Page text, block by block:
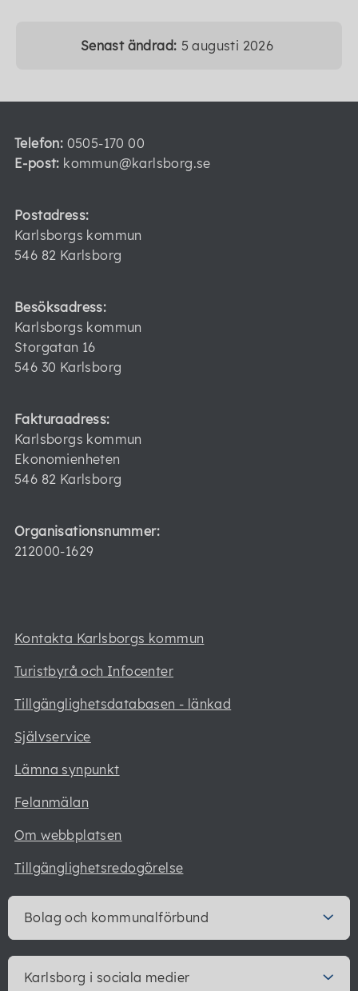
Senast ändrad: 5 augusti 2026
Telefon: 0505-170 00
E-post: kommun@karlsborg.se
Postadress:
Karlsborgs kommun
546 82 Karlsborg
Besöksadress:
Karlsborgs kommun
Storgatan 16
546 30 Karlsborg
Fakturaadress:
Karlsborgs kommun
Ekonomienheten
546 82 Karlsborg
Organisationsnummer:
212000-1629
Kontakta Karlsborgs kommun
Turistbyrå och Infocenter
Tillgänglighetsdatabasen - länkad
Självservice
Lämna synpunkt
Felanmälan
Om webbplatsen
Tillgänglighetsredogörelse
Bolag och kommunalförbund
Karlsborg i sociala medier